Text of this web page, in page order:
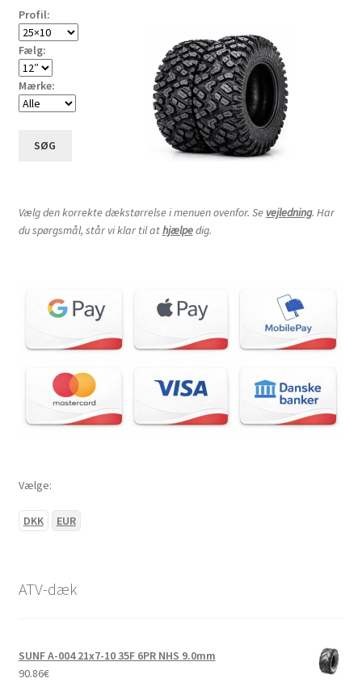
Profil:
Fælg:
Mærke:
SØG
Vælg den korrekte dækstørrelse i menuen ovenfor. Se vejledning. Har
du spørgsmål, står vi klar til athjælpedig.
Vælge:
DKK EUR
ATV-dæk
SUNF A-004 21x7-10 35F 6PR NHS 9.0mm
90.86€